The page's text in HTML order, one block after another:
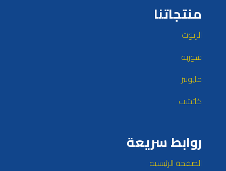
منتجاتنا
الزيوت
شوربة
مايونيز
كاتشب
روابط سريعة
الصفحة الرئيسية